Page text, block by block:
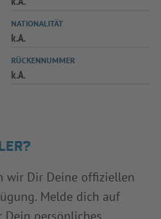
SPIELPLUS
NATIONALITÄT
k.A.
RÜCKENNUMMER
k.A.
wir Dir Deine offiziellen
Melde dich auf